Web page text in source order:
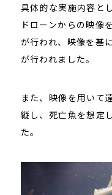
具体的な実施内容と
ドローンからの映像
が行われ、映像を基
が行われました。
また、映像を用いて
縦し、死亡魚を想定
た。